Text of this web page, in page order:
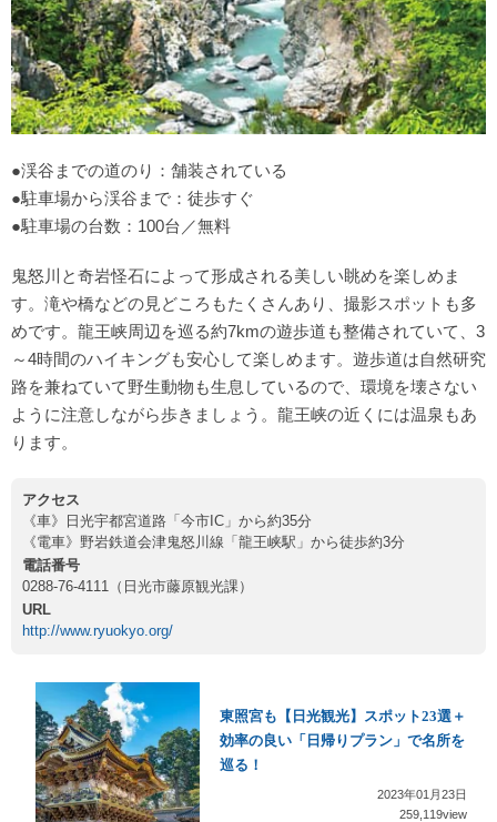
●渓谷までの道のり：舗装されている
●駐車場から渓谷まで：徒歩すぐ
●駐車場の台数：100台／無料
鬼怒川と奇岩怪石によって形成される美しい眺めを楽しめま
す。滝や橋などの見どころもたくさんあり、撮影スポットも多
めです。龍王峡周辺を巡る約7kmの遊歩道も整備されていて、3
～4時間のハイキングも安心して楽しめます。遊歩道は自然研究
路を兼ねていて野生動物も生息しているので、環境を壊さない
ように注意しながら歩きましょう。龍王峡の近くには温泉もあ
ります。
アクセス
《車》日光宇都宮道路「今市IC」から約35分
《電車》野岩鉄道会津鬼怒川線「龍王峡駅」から徒歩約3分
電話番号
0288-76-4111（日光市藤原観光課）
URL
http://www.ryuokyo.org/
東照宮も【日光観光】スポット23選＋
効率の良い「日帰りプラン」で名所を
巡る！
2023年01月23日
259,119view